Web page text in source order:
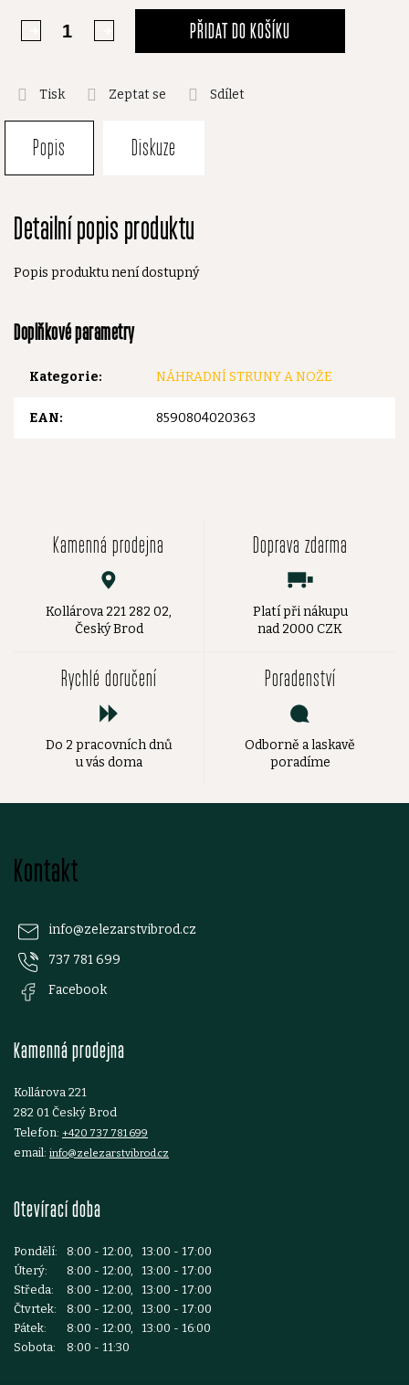
PŘIDAT DO KOŠÍKU
Tisk Zeptat se Sdílet
Popis Diskuze
Detailní popis produktu
Popis produktu není dostupný
Doplňkové parametry
Kategorie: NÁHRADNÍ STRUNY A NOŽE
EAN: 8590804020363
Kamenná prodejna
Kollárova 221 282 02,
Český Brod
Doprava zdarma
Platí při nákupu
nad 2000 CZK
Rychlé doručení
Do 2 pracovních dnů
u vás doma
Poradenství
Odborně a laskavě
poradíme
Kontakt
info@zelezarstvibrod.cz
737 781 699
Facebook
Kamenná prodejna
Kollárova 221
282 01 Český Brod
Telefon: +420 737 781 699
email: info@zelezarstvibrod.cz
Otevírací doba
Pondělí:
8:00 - 12:00, 13:00 - 17:00
Úterý:
8:00 - 12:00, 13:00 - 17:00
Středa:
8:00 - 12:00, 13:00 - 17:00
Čtvrtek:
8:00 - 12:00, 13:00 - 17:00
Pátek:
8:00 - 12:00, 13:00 - 16:00
Sobota:
8:00 - 11:30